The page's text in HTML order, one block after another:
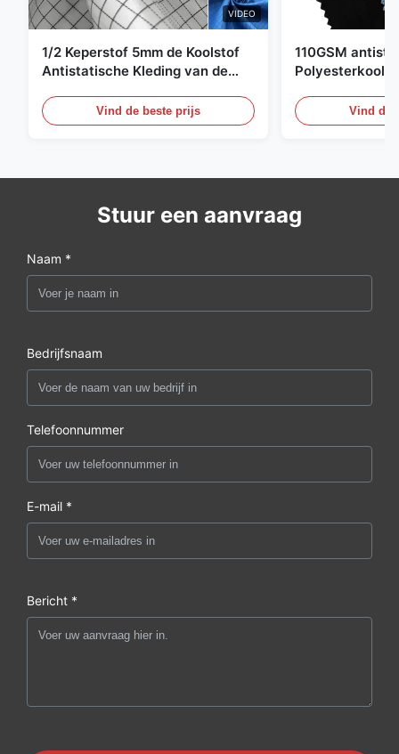
VIDEO
1/2 Keperstof 5mm de Koolstof
Antistatische Kleding van de
Vind de beste prijs
110GSM
Vind de
Stuur een aanvraag
Naam *
Bedrijfsnaam
Telefoonnummer
E-mail *
Bericht *